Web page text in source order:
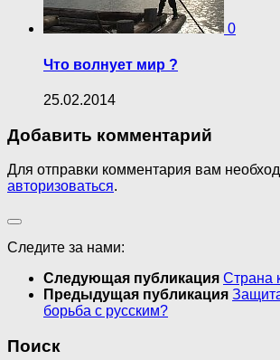
0
Что волнует мир ?
25.02.2014
Добавить комментарий
Для отправки комментария вам
авторизоваться.
Следите за нами:
Следующая публикация Страна
Предыдущая публикация
борьба с русским?
Поиск